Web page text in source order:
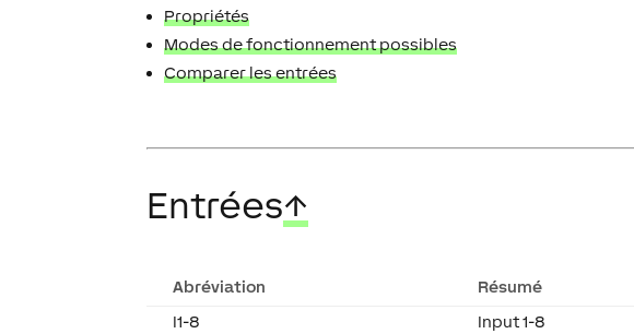
Propriétés
Modes de fonctionnement possibles
Comparer les entrées
Entrées↑
Abréviation Résumé
I1-8
Input 1-8